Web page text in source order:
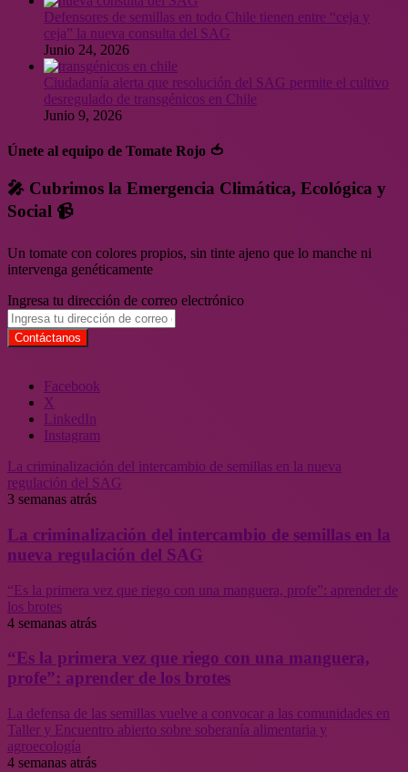
Defensores de semillas en todo Chile tienen entre “ceja y
ceja” la nueva consulta del SAG
Junio 24, 2026
Ciudadanía alerta que resolución del SAG permite el cultivo
desregulado de transgénicos en Chile
Junio 9, 2026
Únete al equipo de Tomate Rojo 🍅
🎤 Cubrimos la Emergencia Climática, Ecológica y
Social 📹
Un tomate con colores propios, sin tinte ajeno que lo manche ni
intervenga genéticamente
Ingresa tu dirección de correo electrónico
Facebook
X
LinkedIn
Instagram
La criminalización del intercambio de semillas en la nueva
regulación del SAG
3 semanas atrás
La criminalización del intercambio de semillas en la
nueva regulación del SAG
“Es la primera vez que riego con una manguera, profe”: aprender de
los brotes
4 semanas atrás
“Es la primera vez que riego con una manguera,
profe”: aprender de los brotes
La defensa de las semillas vuelve a convocar a las comunidades en
Taller y Encuentro abierto sobre soberanía alimentaria y
agroecología
4 semanas atrás